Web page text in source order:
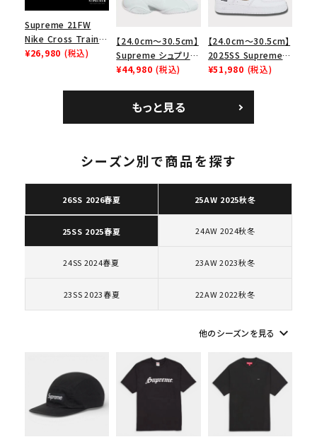
キーワードから探す
search
人気ワード 2026SS
Tシャツ・ロングスリーブ
キャップ・ハット
パーカー・クルーネック
ショルダー・ウエストバッグ
ボックスロゴ ブラックスウェット
シーズンから探す
並び順
Supreme 21FW
Nike Cross Trainer
Low ナイキクロスト
¥26,980 (税込)
【24.0cm～30.5cm】
Supreme シュプリー
ム 2023AW Nike
カー ホワイト 白
¥44,980 (税込)
【24.0cm～30.5cm】
2025SS Supreme
GOODENOUGH
ムグッドイナフ ナイキ
エアフォース１スニー
ト
¥51,980 (税込)
もっと見る
シーズン別で商品を探す
26SS 2026春夏 25AW 2025秋冬
25SS 2025春夏 24AW 2024秋冬
24SS 2024春夏 23AW 2023秋冬
23SS 2023春夏 22AW 2022秋冬
他のシーズンを見る keyboard_arrow_down